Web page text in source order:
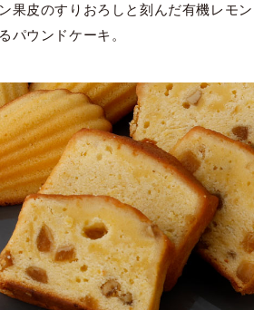
果皮のすりおろしと刻んだ有機レモ
パウンドケーキ。